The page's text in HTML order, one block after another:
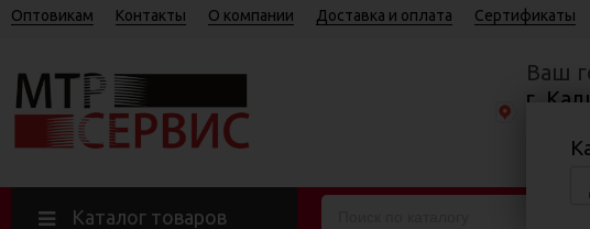
Оптовикам Контакты О компании Доставка и оплата Сертификаты
Ваш
г.
Пн—Пт
Каталог товаров